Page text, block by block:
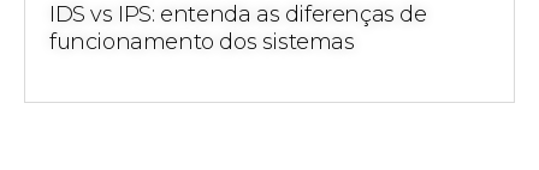
IDS vs IPS: entenda as diferenças de
funcionamento dos sistemas